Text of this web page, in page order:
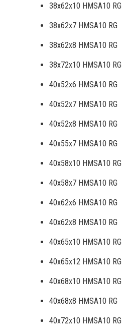
38x62x10 HMSA10 RG
38x62x7 HMSA10 RG
38x62x8 HMSA10 RG
38x72x10 HMSA10 RG
40x52x6 HMSA10 RG
40x52x7 HMSA10 RG
40x52x8 HMSA10 RG
40x55x7 HMSA10 RG
40x58x10 HMSA10 RG
40x58x7 HMSA10 RG
40x62x6 HMSA10 RG
40x62x8 HMSA10 RG
40x65x10 HMSA10 RG
40x65x12 HMSA10 RG
40x68x10 HMSA10 RG
40x68x8 HMSA10 RG
40x72x10 HMSA10 RG